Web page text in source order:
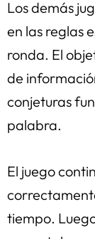
Los demás
en las reglas
ronda. El
de
conjeturas
palabra.
El juego
tiempo.